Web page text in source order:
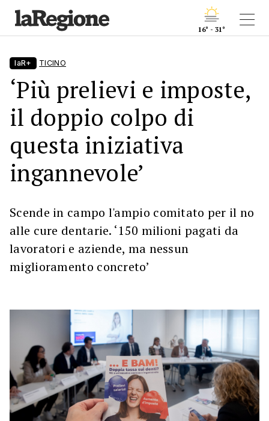
16° - 31°
laR+ TICINO
‘Più prelievi e imposte,
il doppio colpo di
questa iniziativa
ingannevole’
Scende in campo l'ampio comitato per il no
alle cure dentarie. ‘150 milioni pagati da
lavoratori e aziende, ma nessun
miglioramento concreto’